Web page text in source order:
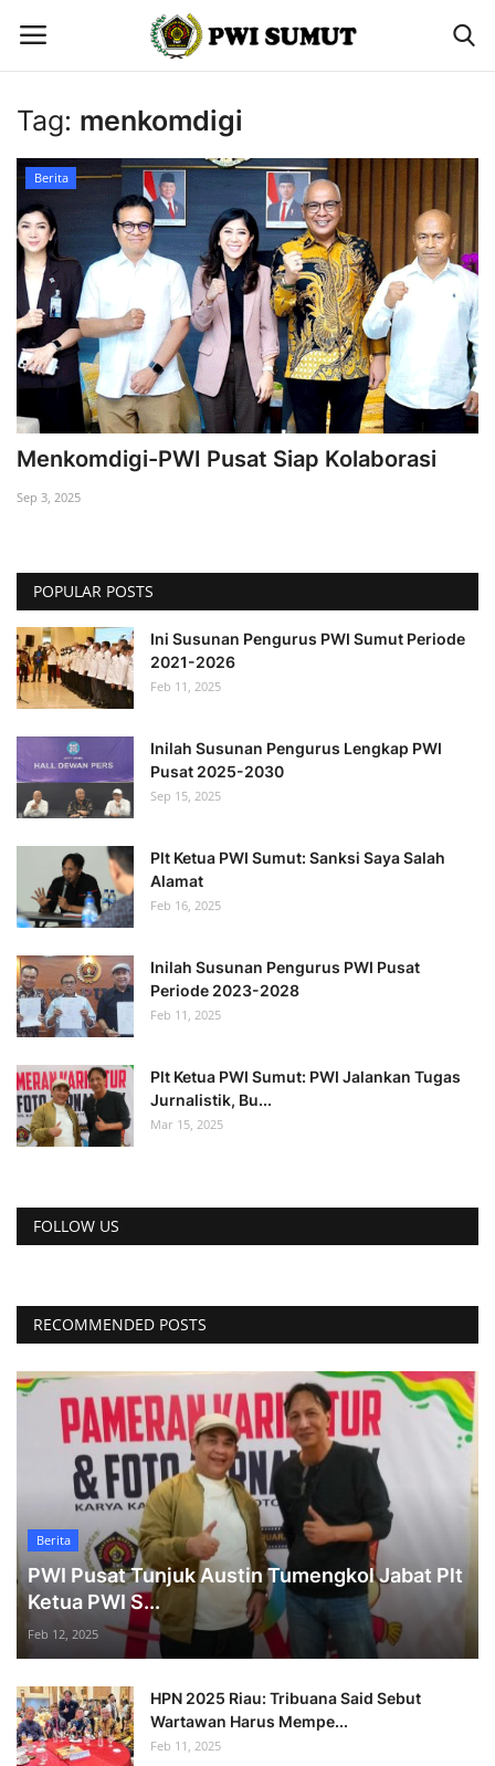
Berita
Contact
Gallery
Tag: menkomdigi
Berita
Menkomdigi-PWI Pusat Siap Kolaborasi
Sep 3, 2025
POPULAR POSTS
Ini Susunan Pengurus PWI Sumut Periode
2021-2026
Feb 11, 2025
Inilah Susunan Pengurus Lengkap PWI
Pusat 2025-2030
Sep 15, 2025
Plt Ketua PWI Sumut: Sanksi Saya Salah
Alamat
Feb 16, 2025
Inilah Susunan Pengurus PWI Pusat
Periode 2023-2028
Feb 11, 2025
Plt Ketua PWI Sumut: PWI Jalankan Tugas
Jurnalistik, Bu...
Mar 15, 2025
FOLLOW US
RECOMMENDED POSTS
Berita
PWI Pusat Tunjuk Austin Tumengkol Jabat Plt
Ketua PWI S...
Feb 12, 2025
HPN 2025 Riau: Tribuana Said Sebut
Wartawan Harus Mempe...
Feb 11, 2025